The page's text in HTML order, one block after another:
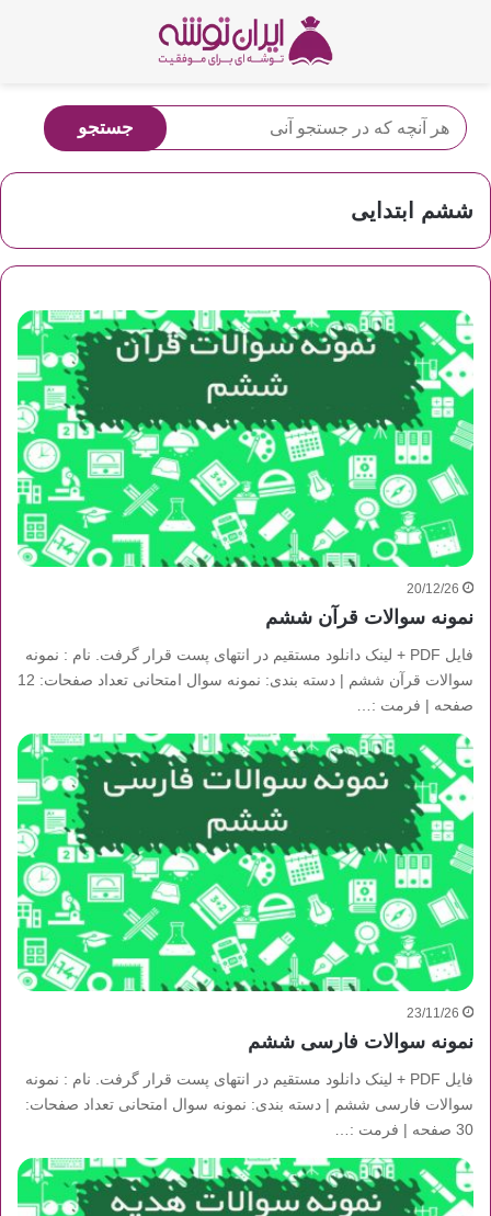
ششم ابتدایی
20/12/26
نمونه سوالات قرآن ششم
فایل PDF + لینک دانلود مستقیم در انتهای پست قرار گرفت. نام : نمونه
سوالات قرآن ششم | دسته بندی: نمونه سوال امتحانی تعداد صفحات: 12
صفحه | فرمت :…
23/11/26
نمونه سوالات فارسی ششم
فایل PDF + لینک دانلود مستقیم در انتهای پست قرار گرفت. نام : نمونه
سوالات فارسی ششم | دسته بندی: نمونه سوال امتحانی تعداد صفحات:
30 صفحه | فرمت :…